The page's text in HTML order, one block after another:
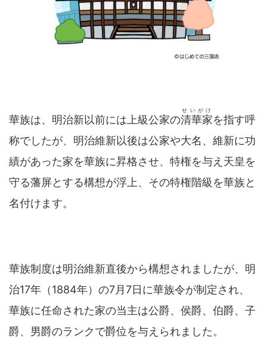
華族は、明治新以前には上級公家の清華家
せいがけ
を指す呼
称でしたが、明治維新以後は公家や大名、維新に功
績があった家を華族に昇格させ、特権を与え天皇を
守る藩屏とする構想が浮上、その特権階級を華族と
名付けます。
華族制度は明治維新直後から構想されましたが、明
治17年（1884年）の7月7日に華族令が制定され、
華族に任命された家の当主は公爵、侯爵、伯爵、子
爵、男爵のランクで爵位を与えられました。